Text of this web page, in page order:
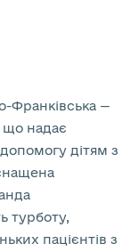
Франківська —
що надає
дітям з
турботу,
пацієнтів з